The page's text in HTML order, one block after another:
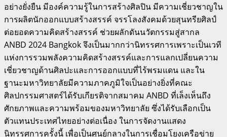
อย่างยั่งยืน มีองค์ความรู้ในการสร้างศิลปิน มีความเชี่ยวชาญใน
การผลิตนักออกแบบสร้างสรรค์ จรรโลงสังคมด้วยสุนทรียศิลป์
ต่อยอดความคิดสร้างสรรค์ ช่วยผลักดันนวัตกรรมสู่สากล
ANBD 2024 Bangkok จึงเป็นมากกว่านิทรรศการเพราะเป็นเวที
แห่งการรวมพลังความคิดสร้างสรรค์และการแลกเปลี่ยนความ
เชี่ยวชาญด้านศิลปะและการออกแบบที่ไร้พรมแดน และใน
ฐานะมหาวิทยาลัยมีความภาคภูมิใจเป็นอย่างยิ่งที่คณะ
ศิลปกรรมศาสตร์ได้รับเกียรติจากสมาคม ANBD ที่เล็งเห็นถึง
ศักยภาพและความพร้อมของมหาวิทยาลัย ซึ่งได้รับเลือกเป็น
ตัวแทนประเทศไทยอย่างต่อเนื่อง ในการจัดงานแสดง
นิทรรศการครั้งนี้ เพื่อเป็นศูนย์กลางในการเชื่อมโยงเครือข่าย